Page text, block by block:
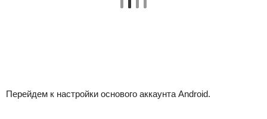
Перейдем к настройки основого аккаунта Android.